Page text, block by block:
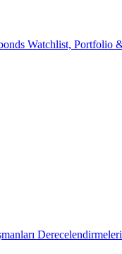
Watchlist, Portfolio
Derecelendirmeleri